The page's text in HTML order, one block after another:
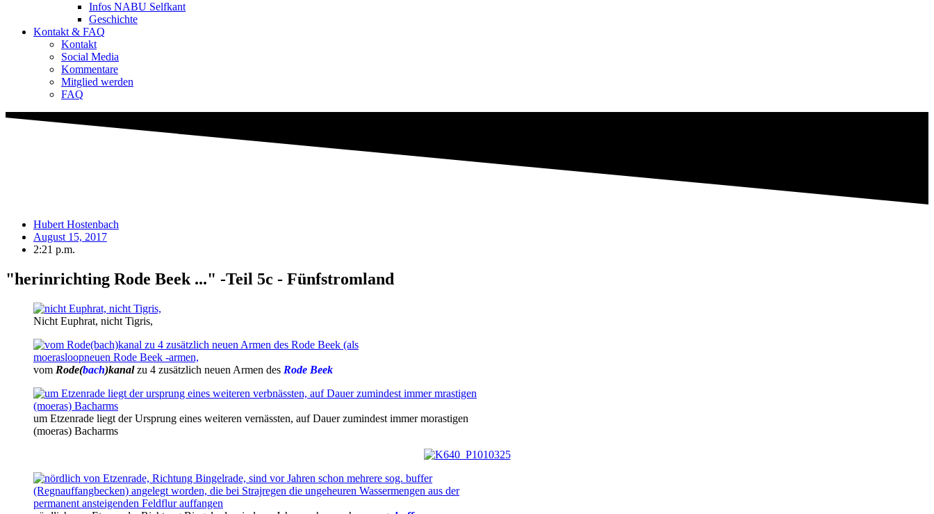
Infos NABU Selfkant
Geschichte
Kontakt & FAQ
Kontakt
Social Media
Kommentare
Mitglied werden
FAQ
Hubert Hostenbach
August 15, 2017
2:21 p.m.
"herinrichting Rode Beek ..." -Teil 5c - Fünfstromland
Nicht Euphrat, nicht Tigris,
vom Rode(bach)kanalzu 4 zusätzlich neuen Armen des Rode Beek
um Etzenrade liegt der Ursprung eines weiteren vernässten, auf Dauer zumindest immer morastigen
(moeras) Bacharms